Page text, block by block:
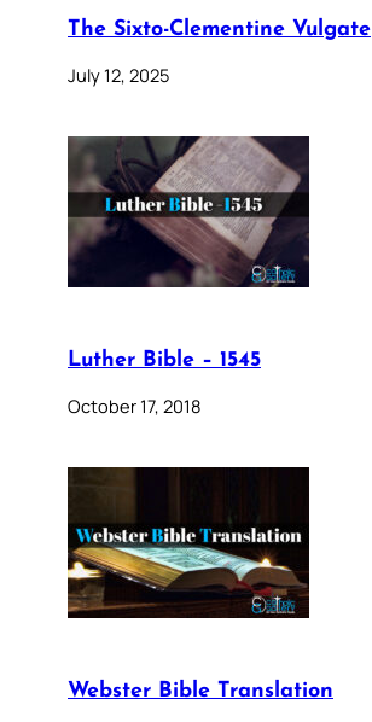
The Sixto-Clementine Vulgate
July 12, 2025
Luther Bible – 1545
October 17, 2018
Webster Bible Translation